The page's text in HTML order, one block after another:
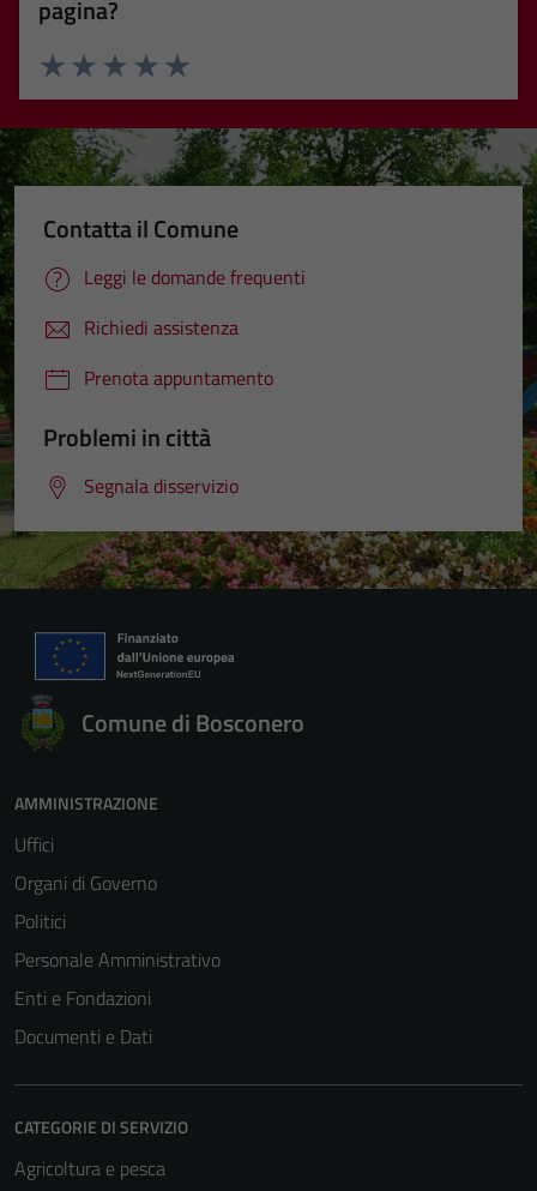
pagina?
Valuta 5 stelle su 5
Valuta 4 stelle su 5
Valuta 3 stelle su 5
Valuta 2 stelle su 5
Valuta 1 stelle su 5
Contatta il Comune
Leggi le domande frequenti
Richiedi assistenza
Prenota appuntamento
Problemi in città
Segnala disservizio
Comune di Bosconero
AMMINISTRAZIONE
Uffici
Organi di Governo
Politici
Personale Amministrativo
Enti e Fondazioni
Documenti e Dati
CATEGORIE DI SERVIZIO
Agricoltura e pesca